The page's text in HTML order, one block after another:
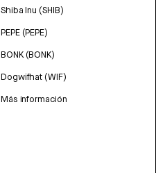
Shiba Inu (SHIB)
PEPE (PEPE)
BONK (BONK)
Dogwifhat (WIF)
Más información